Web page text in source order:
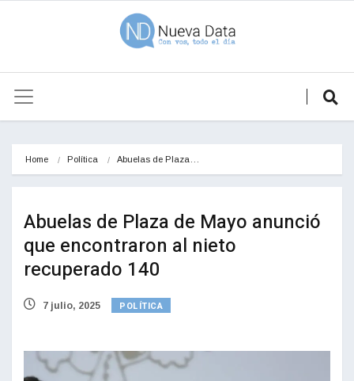
Home Política Abuelas de Plaza…
Abuelas de Plaza de Mayo anunció
que encontraron al nieto
recuperado 140
7 julio, 2025 POLÍTICA